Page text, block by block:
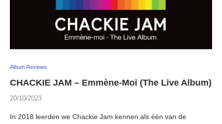
Album Reviews
CHACKIE JAM – Emmène-Moi (The Live Album)
20/10/2023
In 2018 leerden we Chackie Jam kennen als één van de